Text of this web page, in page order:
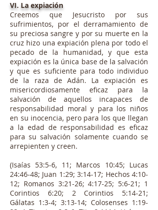
VI. La expiación
Creemos que Jesucristo por sus
sufrimientos, por el derramamiento de
su preciosa sangre y por su muerte en la
cruz hizo una expiación plena por todo el
pecado de la humanidad, y que esta
expiación es la única base de la salvación
y que es suficiente para todo individuo
de la raza de Adán. La expiación es
misericordiosamente eficaz para la
salvación de aquellos incapaces de
responsabilidad moral y para los niños
en su inocencia, pero para los que llegan
a la edad de responsabilidad es eficaz
para su salvación solamente cuando se
arrepienten y creen.
(Isaías 53:5-6, 11; Marcos 10:45; Lucas
24:46-48; Juan 1:29; 3:14-17; Hechos 4:10-
12; Romanos 3:21-26; 4:17-25; 5:6-21; 1
Corintios 6:20; 2 Corintios 5:14-21;
Gálatas 1:3-4; 3:13-14; Colosenses 1:19-